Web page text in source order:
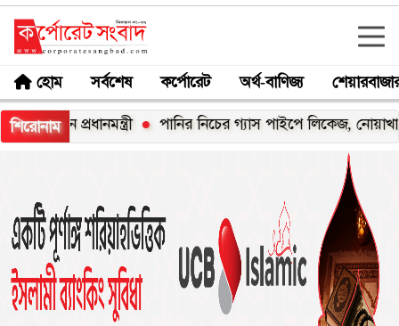
হোম সর্বশেষ কর্পোরেট অর্থ-বাণিজ্য
শিরোনাম
প্রধানমন্ত্রী পানির নিচের গ্যাস পাইপে লিকেজ, নোয়াখালী-